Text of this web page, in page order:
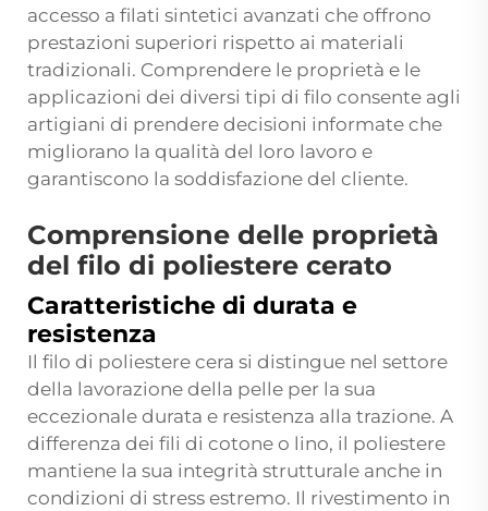
accesso a filati sintetici avanzati che offrono
prestazioni superiori rispetto ai materiali
tradizionali. Comprendere le proprietà e le
applicazioni dei diversi tipi di filo consente agli
artigiani di prendere decisioni informate che
migliorano la qualità del loro lavoro e
garantiscono la soddisfazione del cliente.
Comprensione delle proprietà
del filo di poliestere cerato
Caratteristiche di durata e
resistenza
Il filo di poliestere cera si distingue nel settore
della lavorazione della pelle per la sua
eccezionale durata e resistenza alla trazione. A
differenza dei fili di cotone o lino, il poliestere
mantiene la sua integrità strutturale anche in
condizioni di stress estremo. Il rivestimento in